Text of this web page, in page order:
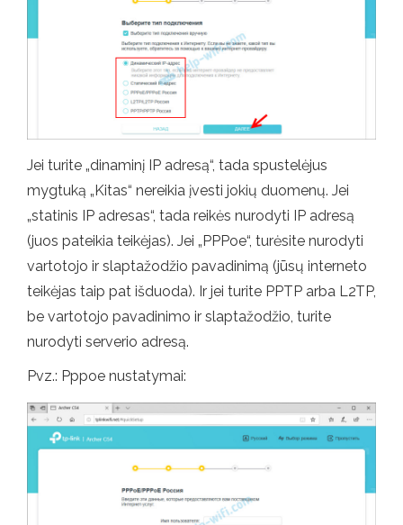
Jei turite „dinaminį IP adresą“, tada spustelėjus
mygtuką „Kitas“ nereikia įvesti jokių duomenų. Jei
„statinis IP adresas“, tada reikės nurodyti IP adresą
(juos pateikia teikėjas). Jei „PPPoe“, turėsite nurodyti
vartotojo ir slaptažodžio pavadinimą (jūsų interneto
teikėjas taip pat išduoda). Ir jei turite PPTP arba L2TP,
be vartotojo pavadinimo ir slaptažodžio, turite
nurodyti serverio adresą.
Pvz.: Pppoe nustatymai: